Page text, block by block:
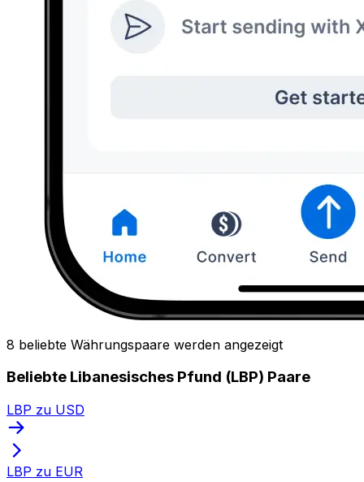
8 beliebte Währungspaare werden angezeigt
Beliebte Libanesisches Pfund (LBP) Paare
LBP zu USD
LBP zu EUR